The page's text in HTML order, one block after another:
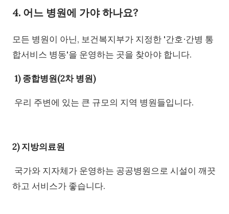
4. 어느 병원에 가야 하나요?
모든 병원이 아닌, 보건복지부가 지정한 '간호∙간병 통
합서비스 병동'을 운영하는 곳을 찾아야 합니다.
1) 종합병원(2차 병원)
우리 주변에 있는 큰 규모의 지역 병원들입니다.
2) 지방의료원
국가와 지자체가 운영하는 공공병원으로 시설이 깨끗
하고 서비스가 좋습니다.